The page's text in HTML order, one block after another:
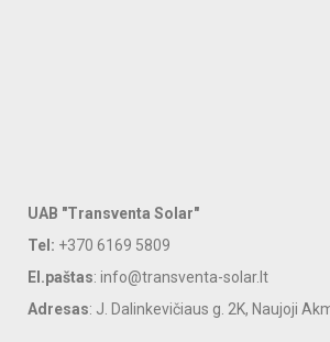
UAB "Transventa Solar"
Tel: +370 6169 5809
El.paštas: info@transventa-solar.lt
Adresas: J. Dalinkevičiaus g. 2K, Naujoji